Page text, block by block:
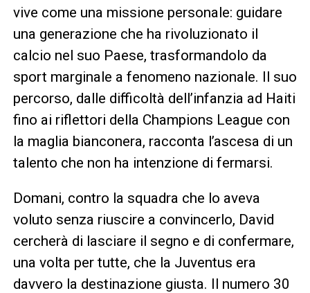
vive come una missione personale: guidare
una generazione che ha rivoluzionato il
calcio nel suo Paese, trasformandolo da
sport marginale a fenomeno nazionale. Il suo
percorso, dalle difficoltà dell’infanzia ad Haiti
fino ai riflettori della Champions League con
la maglia bianconera, racconta l’ascesa di un
talento che non ha intenzione di fermarsi.
Domani, contro la squadra che lo aveva
voluto senza riuscire a convincerlo, David
cercherà di lasciare il segno e di confermare,
una volta per tutte, che la Juventus era
davvero la destinazione giusta. Il numero 30